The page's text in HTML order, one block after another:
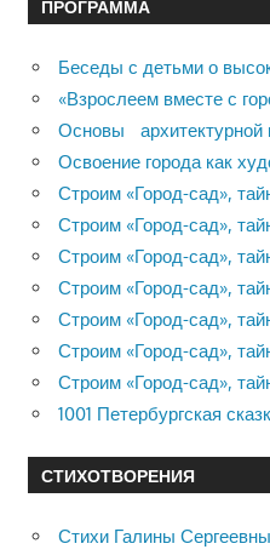
ПРОГРАММА
Беседы с детьми о
«Взрослеем вместе с
Основы архитектурной
Освоение города как
Строим «Город-сад»,
Строим «Город-сад»,
Строим «Город-сад»,
Строим «Город-сад»,
Строим «Город-сад»,
Строим «Город-сад»,
Строим «Город-сад»,
1001 Петербургская
СТИХОТВОРЕНИЯ
Стихи Галины Сергеевны